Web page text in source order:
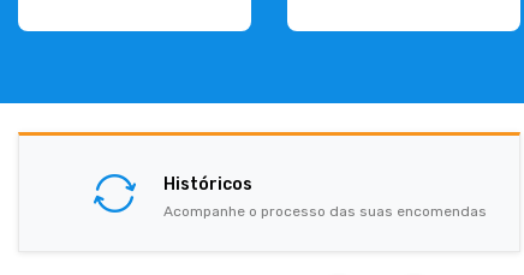
Históricos
Acompanhe o processo das suas encomendas